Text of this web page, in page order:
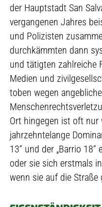
der Hauptstadt San
vergangenen Jahres
und Polizisten
durchkämmten dann
und tätigten zahlreiche
Medien und
toben wegen
Ort hingegen ist oft nur
jahrzehntelange
13“ und der „Barrio
oder sie sich erstmals
wenn sie auf die Straße